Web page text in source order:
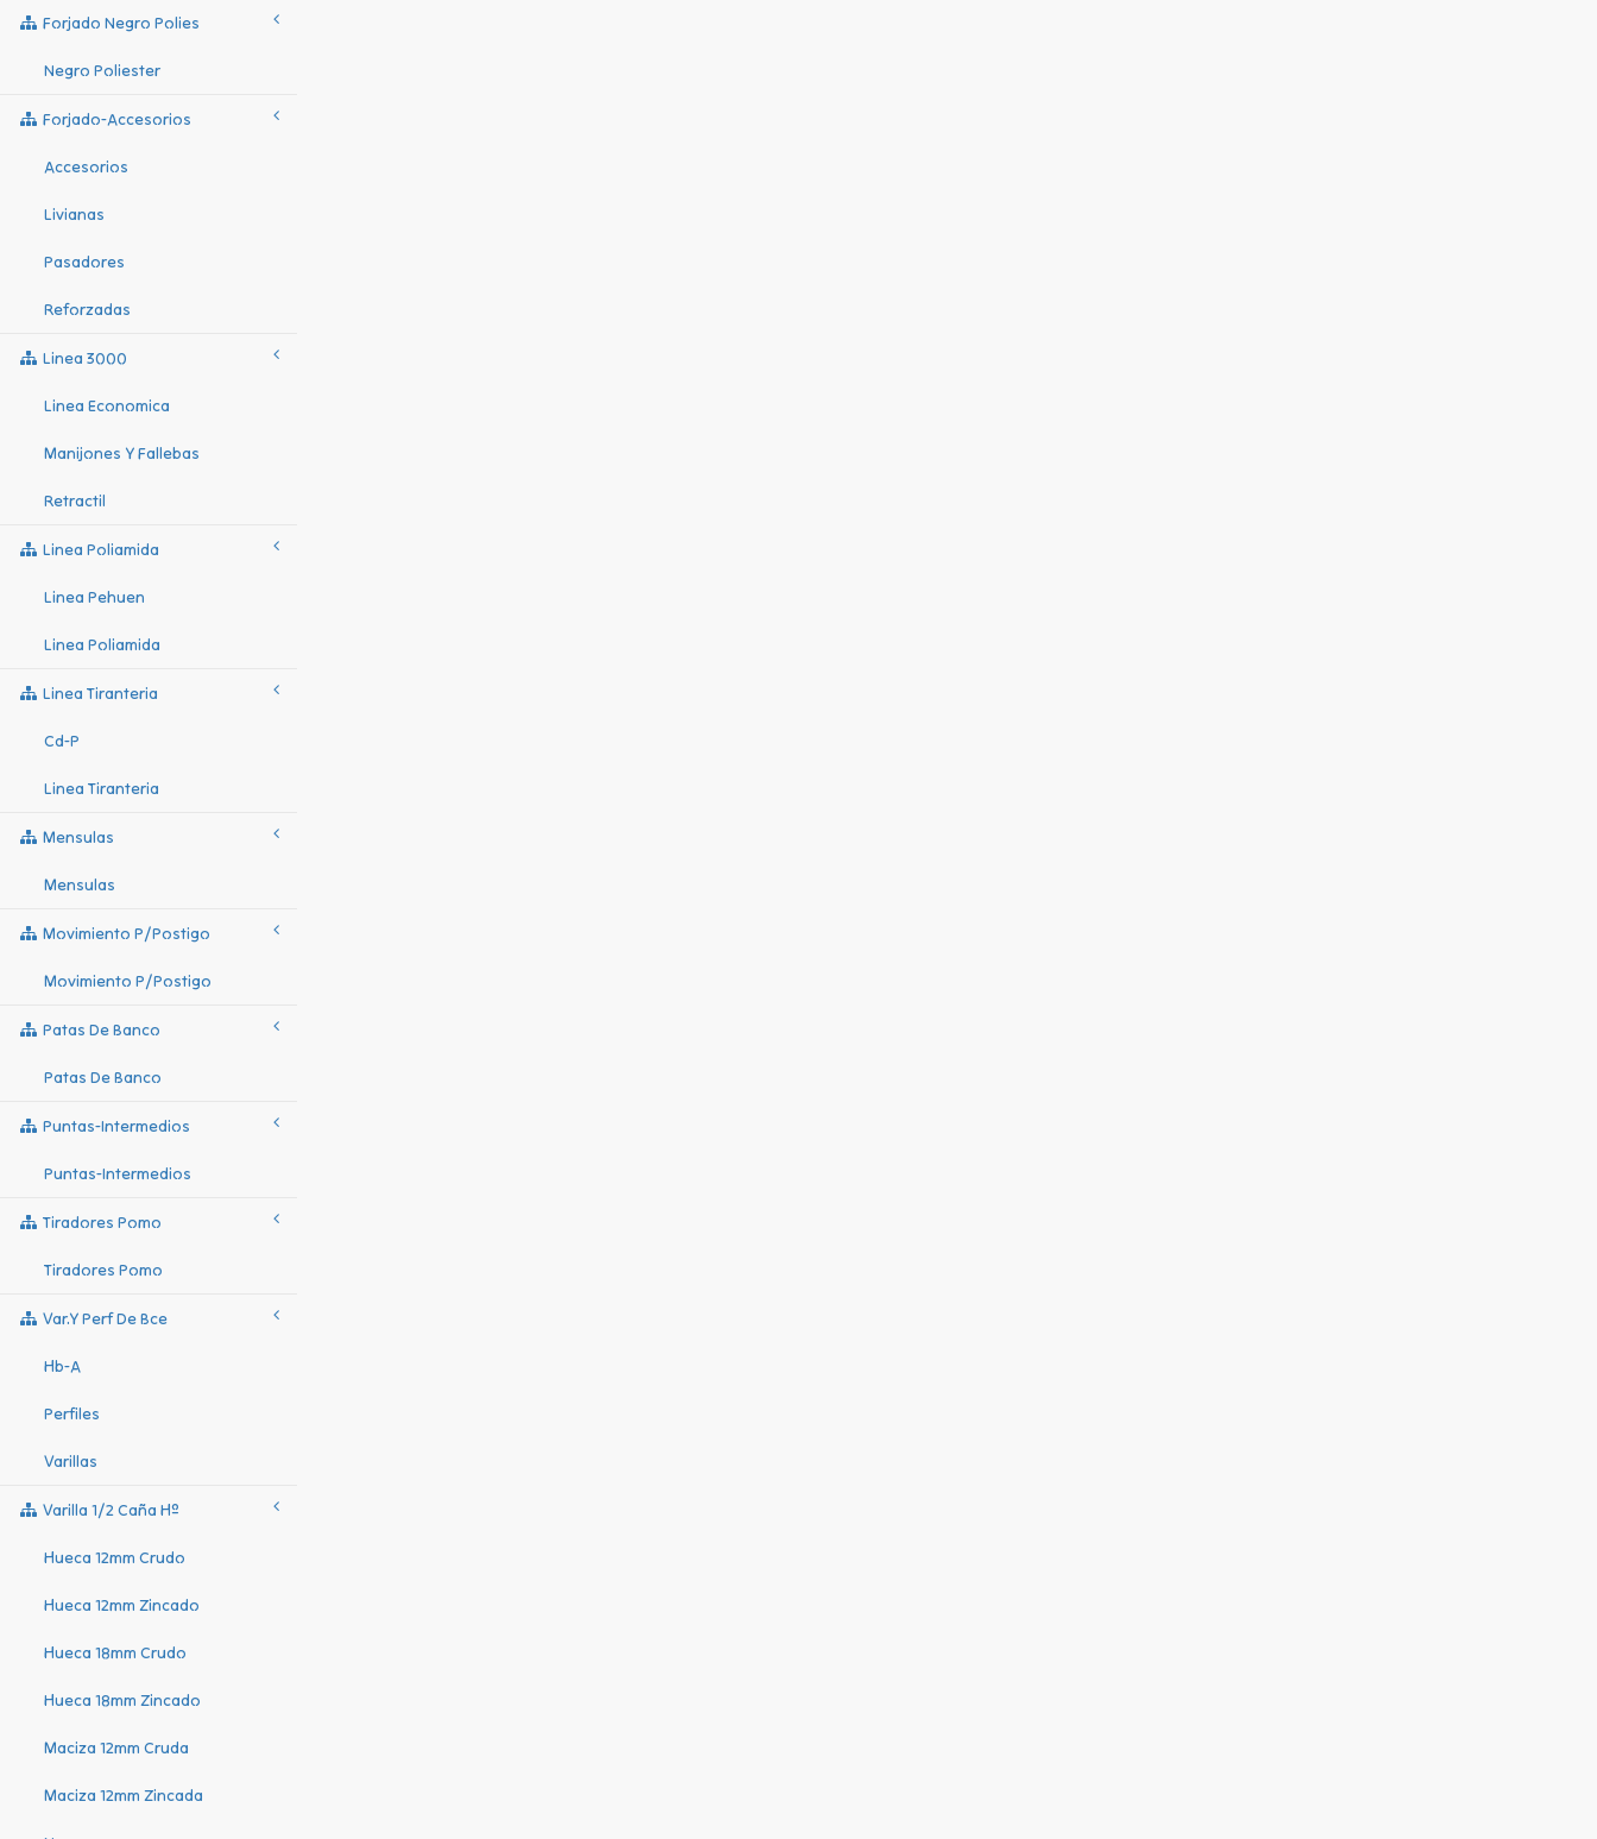
Forjado Negro Polies
Negro Poliester
Forjado-Accesorios
Accesorios
Livianas
Pasadores
Reforzadas
Linea 3000
Linea Economica
Manijones Y Fallebas
Retractil
Linea Poliamida
Linea Pehuen
Linea Poliamida
Linea Tiranteria
Cd-P
Linea Tiranteria
Mensulas
Mensulas
Movimiento P/postigo
Movimiento P/postigo
Patas De Banco
Patas De Banco
Puntas-Intermedios
Puntas-Intermedios
Tiradores Pomo
Tiradores Pomo
Var.y Perf De Bce
Hb-A
Perfiles
Varillas
Varilla 1/2 Caña Hº
Hueca 12mm Crudo
Hueca 12mm Zincado
Hueca 18mm Crudo
Hueca 18mm Zincado
Maciza 12mm Cruda
Maciza 12mm Zincada